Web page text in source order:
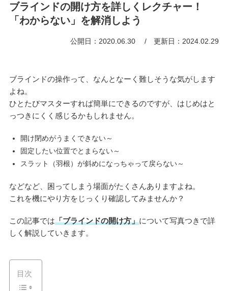
ブラインドの開け方を詳しくレクチャー！
「わからない」を解消しよう
公開日：2020.06.30 更新日：2024.02.29
ブラインドの操作って、なんとなーく難しそうな気がします
よね。
ひとたびマスターすれば簡単にできるのですが、はじめはと
っつきにくく感じるかもしれません。
開け閉めがうまくできない～
固定したい位置でとまらない～
スラット（羽根）が斜めになっちゃって戻らない～
などなど、困ってしまう場面がたくさんありますよね。
これを機にやり方をじっくり確認してみませんか？
この記事では「ブラインドの開け方」について写真つきで詳
しく解説していきます。
目次